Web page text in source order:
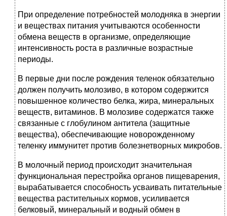
При определение потребностей молодняка в энергии
и веществах питания учитываются особенности
обмена веществ в организме, определяющие
интенсивность роста в различные возрастные
периоды.
В первые дни после рождения теленок обязательно
должен получить молозиво, в котором содержится
повышенное количество белка, жира, минеральных
веществ, витаминов. В молозиве содержатся также
связанные с глобулином антитела (защитные
вещества), обеспечивающие новорожденному
теленку иммунитет против болезнетворных микробов.
В молочный период происходит значительная
функциональная перестройка органов пищеварения,
вырабатывается способность усваивать питательные
вещества растительных кормов, усиливается
белковый, минеральный и водный обмен в